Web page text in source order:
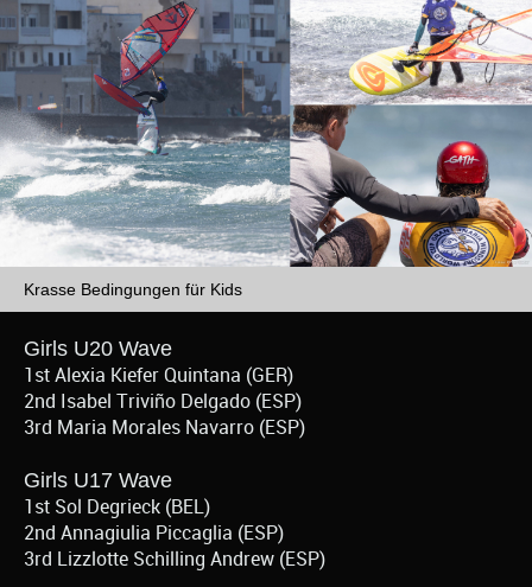
Krasse Bedingungen für Kids
Girls U20 Wave
1st Alexia Kiefer Quintana (GER)
2nd Isabel Triviño Delgado (ESP)
3rd Maria Morales Navarro (ESP)
Girls U17 Wave
1st Sol Degrieck (BEL)
2nd Annagiulia Piccaglia (ESP)
3rd Lizzlotte Schilling Andrew (ESP)